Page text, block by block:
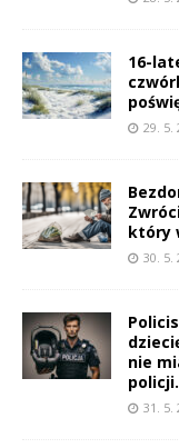
16-
29. 5.
który
30. 5.
nie
policji.
31. 5.